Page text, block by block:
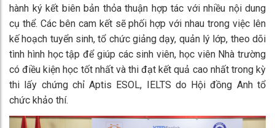
hành ký kết biên bản thỏa thuận hợp tác với nhiều nội dung
cụ thể. Các bên cam kết sẽ phối hợp với nhau trong việc lên
kế hoạch tuyển sinh, tổ chức giảng dạy, quản lý lớp, theo dõi
tình hình học tập để giúp các sinh viên, học viên Nhà trường
có điều kiện học tốt nhất và thi đạt kết quả cao nhất trong kỳ
thi lấy chứng chỉ Aptis ESOL, IELTS do Hội đồng Anh tổ
chức khảo thí.